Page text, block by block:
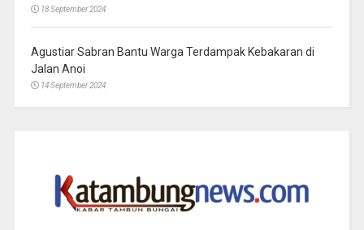
18 September 2024
Agustiar Sabran Bantu Warga Terdampak Kebakaran di
Jalan Anoi
14 September 2024